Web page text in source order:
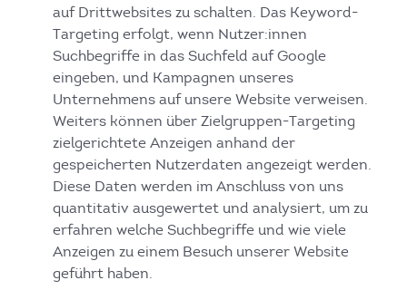
auf Drittwebsites zu schalten. Das Keyword-
Targeting erfolgt, wenn Nutzer:innen
Suchbegriffe in das Suchfeld auf Google
eingeben, und Kampagnen unseres
Unternehmens auf unsere Website verweisen.
Weiters können über Zielgruppen-Targeting
zielgerichtete Anzeigen anhand der
gespeicherten Nutzerdaten angezeigt werden.
Diese Daten werden im Anschluss von uns
quantitativ ausgewertet und analysiert, um zu
erfahren welche Suchbegriffe und wie viele
Anzeigen zu einem Besuch unserer Website
geführt haben.